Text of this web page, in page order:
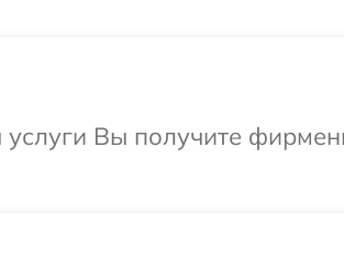
услуги Вы получите